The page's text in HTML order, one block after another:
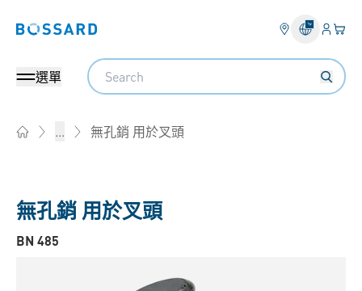
Bossard homepage 登錄
您
選單
Search
... 無孔銷 用於叉頭
無孔銷 用於叉頭
BN 485